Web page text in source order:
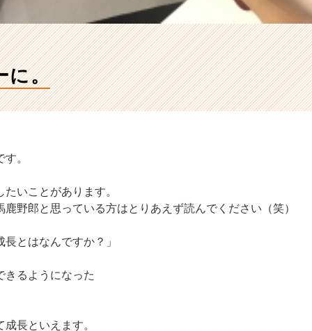
。
。
いことがあります。
野郎と思っている方はとりあえず読んでください（笑）
とはなんですか？」
きるようになった
長といえます。